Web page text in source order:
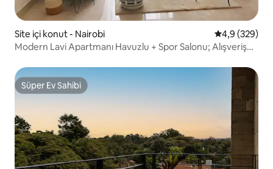
Site içi konut - Nairobi 5 üzerinden
4,9 (329)
Modern Lavi Apartmanı Havuzlu + Spor Salonu; Alışveriş
Süper Ev Sahibi
Süper Ev Sahibi